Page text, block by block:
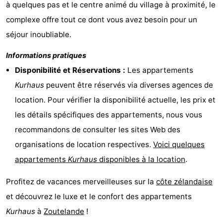
de
Aires
jeux
intérieures
-
de
bien-
être
Villages
villes
Nature
Visites
guidées
Sports
Piscines
-
Faire
-
à quelques pas et le centre animé du village à proximité, le
complexe offre tout ce dont vous avez besoin pour un
séjour inoubliable.
Informations pratiques
Disponibilité et Réservations : Les appartements
Kurhaus peuvent être réservés via diverses agences de
location. Pour vérifier la disponibilité actuelle, les prix et
les détails spécifiques des appartements, nous vous
recommandons de consulter les sites Web des
organisations de location respectives. Voici quelques
appartements Kurhaus disponibles à la location.
Profitez de vacances merveilleuses sur la côte zélandaise
et découvrez le luxe et le confort des appartements
Kurhaus à Zoutelande !